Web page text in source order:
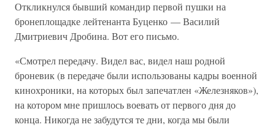
Откликнулся бывший командир первой пушки на
бронеплощадке лейтенанта Буценко — Василий
Дмитриевич Дробина. Вот его письмо.
«Смотрел передачу. Видел вас, видел наш родной
броневик (в передаче были использованы кадры военной
кинохроники, на которых был запечатлен «Железняков»),
на котором мне пришлось воевать от первого дня до
конца. Никогда не забудутся те дни, когда мы были